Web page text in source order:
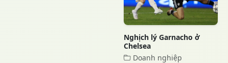
Nghịch lý Garnacho ở
Chelsea
Doanh nghiệp